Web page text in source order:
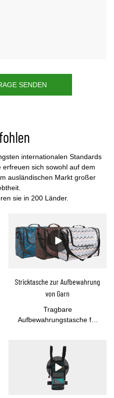
SENDEN
internationalen Standards
sich sowohl auf dem
ausländischen Markt großer
sie in 200 Länder.
Stricktasche zur Aufbewahrung
von Garn
Tragbare
Aufbewahrungstasche für
Garnaufbewahrungs-
Stricktasche mit großem
Fassungsvermögen für
begeisterte Stricker,
Häkelanfänger und